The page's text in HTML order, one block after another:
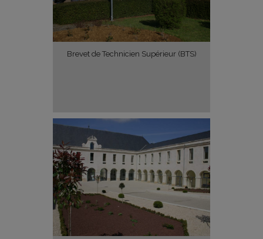
Brevet de Technicien Supérieur (BTS)